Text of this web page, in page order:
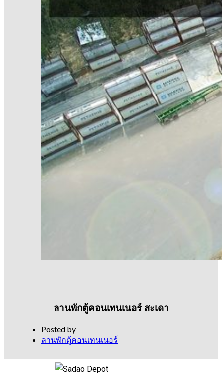
ลานพักตู้คอนเทนเนอร์ สะเดา
Posted by
ลานพักตู้คอนเทนเนอร์